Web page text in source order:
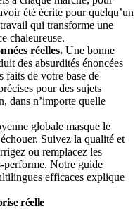
été écrite pour quelqu’un
qui transforme une
chaleureuse.
réelles. Une bonne
des absurdités énoncées
faits de votre base de
pour des sujets
dans n’importe quelle
globale masque le
Suivez la qualité et
ou remplacez les
performe. Notre guide
efficaces explique
réelle